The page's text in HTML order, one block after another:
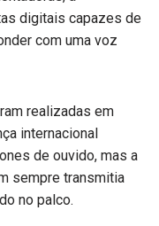
digitais capazes de
com uma voz
realizadas em
internacional
de ouvido, mas a
sempre transmitia
no palco.